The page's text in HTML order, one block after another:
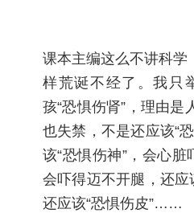
课本主编这么不讲科学
样荒诞不经了。我只
孩“恐惧伤肾”，理由
也失禁，不是还应该“
该“恐惧伤神”，会心
会吓得迈不开腿，还应
还应该“恐惧伤皮”……